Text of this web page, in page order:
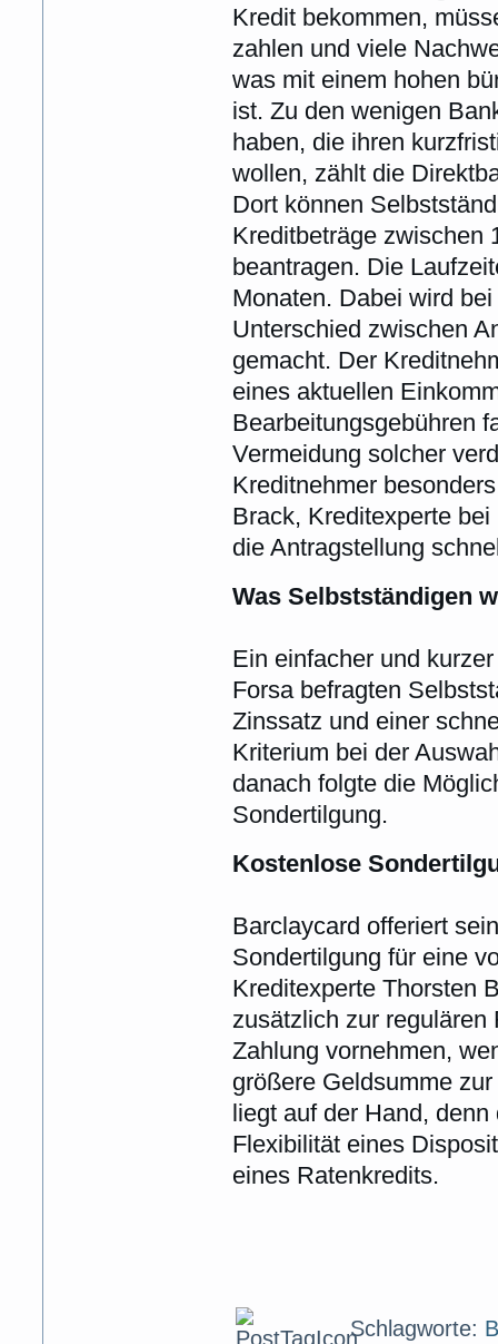
Kredit bekommen,
zahlen und viele
was mit einem hohen
ist. Zu den wenigen
haben, die ihren
wollen, zählt die
Dort können
Kreditbeträge zwischen
beantragen. Die
Monaten. Dabei wird
Unterschied zwischen
gemacht. Der
eines aktuellen
Bearbeitungsgebühren
Vermeidung solcher
Kreditnehmer
Brack, Kreditexperte
die Antragstellung
Was Selbstständigen
Ein einfacher und
Forsa befragten
Zinssatz und einer
Kriterium bei der
danach folgte die
Sondertilgung.
Kostenlose
Barclaycard offeriert
Sondertilgung für eine
Kreditexperte Thorsten
zusätzlich zur
Zahlung vornehmen,
größere Geldsumme
liegt auf der Hand,
Flexibilität eines
eines Ratenkredits.
Schlagworte: